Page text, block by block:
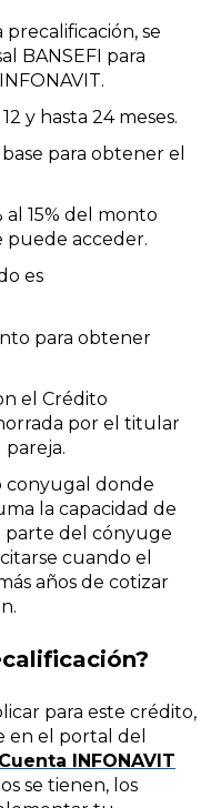
se
BANSEFI para
y hasta 24 meses.
para obtener el
al 15% del monto
puede acceder.
es
para obtener
el Crédito
por el titular
pareja.
conyugal donde
la capacidad de
parte del cónyuge
cuando el
años de cotizar
para este crédito,
en el portal del
INFONAVIT
se tienen, los